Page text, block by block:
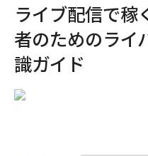
ライブ配信で稼
者のためのライ
識ガイド